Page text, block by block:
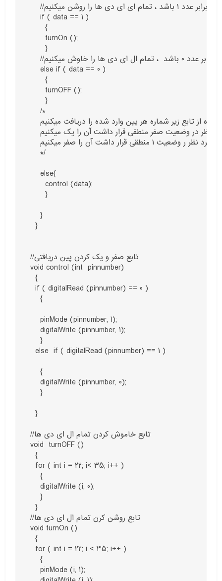
    //اگر دیتا دریافتی برابر عدد ۱ باشد ، تمام ای ای دی ها را روشن میکنیم
    if ( data == 1 )
      {
      turnOn ();
      }
    //اگر دیتا دریافتی برابر عدد ۰ باشد  ، تمام ال ای دی ها را خاوش میکنیم
    else if ( data == 0 )
      {
      turnOFF ();
      }
    /*
    اگر موارد فوق اتفاق نیفتاد با استفاده از تابع زیر شماره هر پین وارد شده را دریافت میکنیم
    اگر پین مورد نظر در وضعیت صفر منطقی قرار داشت آن را یک میکنیم
    و اگر پین مورد نظر ر وضعیت ۱ منطقی قرار داشت آن را صفر میکنیم
    */
    else{
      control (data);
      }
    }
  }
//تابع صفر و یک کردن پین دریافتی
void control (int  pinnumber)
  {
  if ( digitalRead (pinnumber) == 0 )
    {
    pinMode (pinnumber, 1);
    digitalWrite (pinnumber, 1);
    }
  else  if ( digitalRead (pinnumber) == 1 )
    {
    digitalWrite (pinnumber, 0);
    }
  }
//تابع خاموش کردن تمام ال ای دی ها
void  turnOFF ()
  {
  for ( int i = 22; i< 35; i++ )
    {
    digitalWrite (i, 0);
    }
  }
//تابع روشن کرن تمام ال ای دی ها
void turnOn ()
  {
  for ( int i = 22; i < 35; i++ )
    {
    pinMode (i, 1);